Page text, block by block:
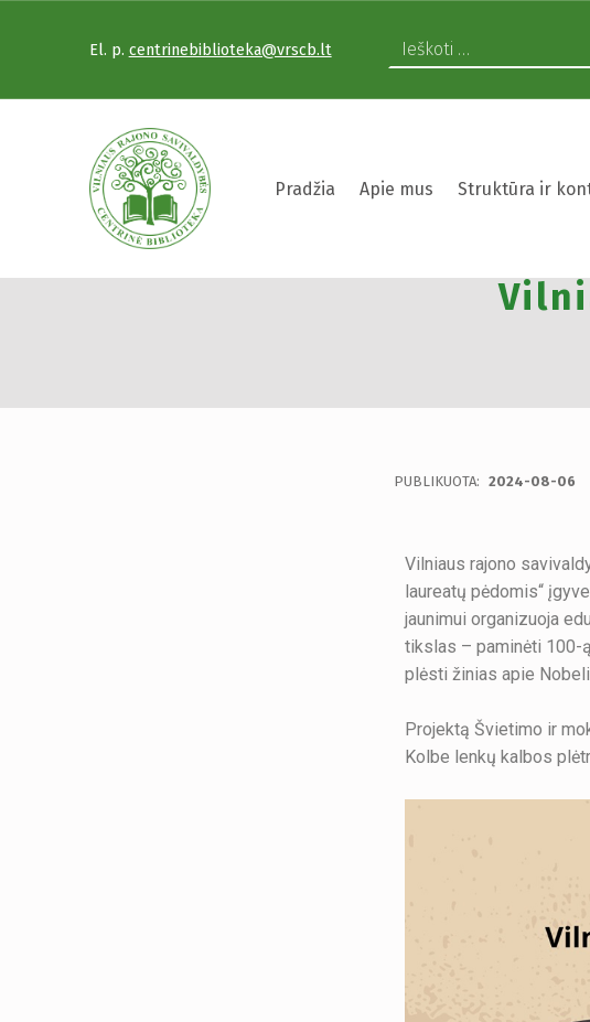
VILNIAUS RAJONO SAVIVALDYBĖS CENTRINĖ BIBLIOTEKA Pradžia Apie mus Struktūra ir
El. p. centrinebiblioteka@vrscb.lt
„Literatūrinė kelionė
PUBLIKUOTA: 2024-08-06
Vilniaus rajono
laureatų pėdomis“
jaunimui organizuoja
tikslas – paminėti 100-
plėsti žinias apie
Projektą Švietimo ir
Kolbe lenkų kalbos